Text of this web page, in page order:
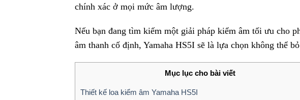
chính xác ở mọi mức âm lượng.
Nếu bạn đang tìm kiếm một giải pháp kiểm âm tối ưu cho
âm thanh cố định, Yamaha HS5I sẽ là lựa chọn không thể
Mục lục cho bài viết
Thiết kế loa kiểm âm Yamaha HS5I